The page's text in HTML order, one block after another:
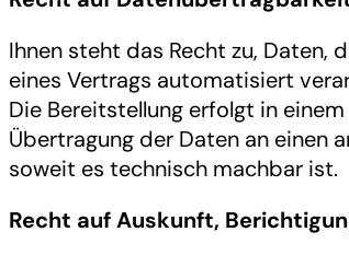
Ihnen steht das Recht zu, Daten,
eines Vertrags automatisiert
Die Bereitstellung erfolgt in
Übertragung der Daten an einen
soweit es technisch machbar ist.
Recht auf Auskunft,